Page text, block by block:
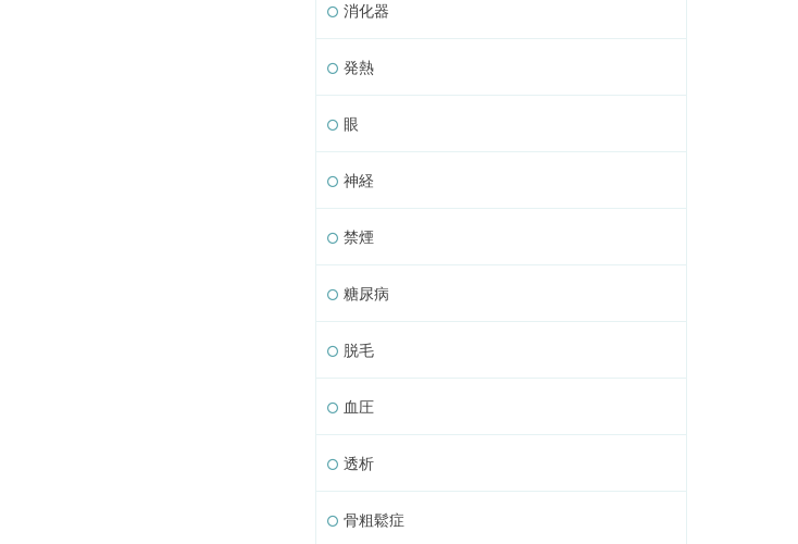
消化器
発熱
眼
神経
禁煙
糖尿病
脱毛
血圧
透析
骨粗鬆症